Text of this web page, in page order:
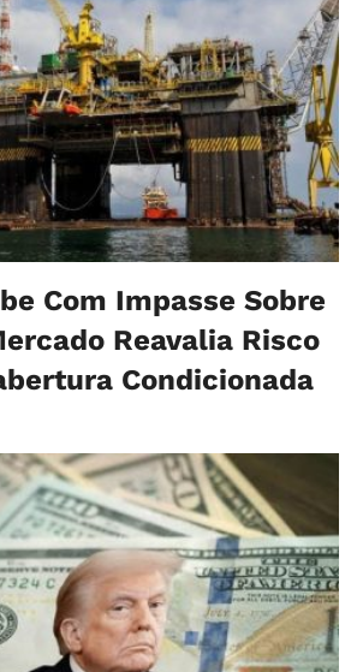
Com Impasse Sobre
Reavalia Risco
Condicionada